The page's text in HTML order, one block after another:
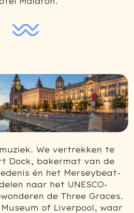
We vertrekken te
Dock, bakermat van de
én het Merseybeat-
naar het UNESCO-
de Three Graces.
of Liverpool, waar